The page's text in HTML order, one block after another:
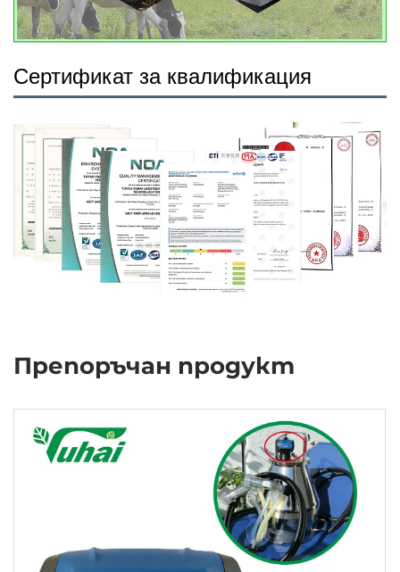
Сертификат за квалификация
Препоръчан продукт